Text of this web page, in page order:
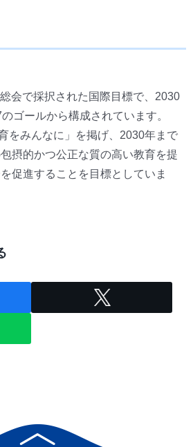
会で採択された国際目標で、2030
ゴールから構成されています。
をみんなに」を掲げ、2030年まで
摂的かつ公正な質の高い教育を提
促進することを目標としていま